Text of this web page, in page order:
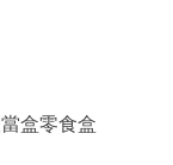
盒零食盒